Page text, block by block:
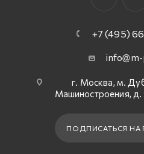
+7 (495)
г. Москва, м.
Машиностроения, д.
ПОДПИСАТЬСЯ НА